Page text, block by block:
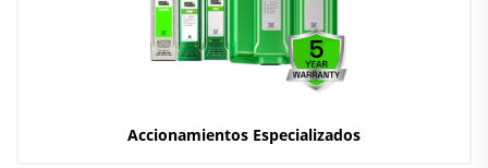
Accionamientos Especializados